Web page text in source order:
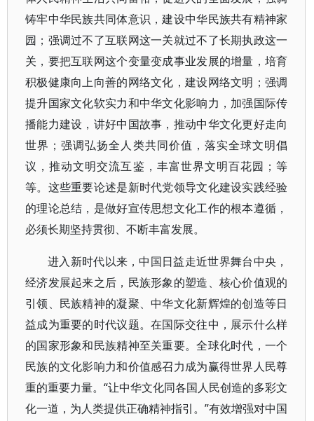
铸牢中华民族共同体意识，建设中华民族共有精神家
园；强调过不了互联网这一关就过不了长期执政这一
关，要把互联网这个变量变成事业发展的增量，培育
积极健康向上向善的网络文化，建设网络文明；强调
提升国家文化软实力和中华文化影响力，加强国际传
播能力建设，讲好中国故事，推动中华文化更好走向
世界；强调弘扬全人类共同价值，落实全球文明倡
议，推动文明交流互鉴，丰富世界文明百花园；等
等。这些重要论述是新时代党领导文化建设实践经验
的理论总结，是做好宣传思想文化工作的根本遵循，
必须长期坚持贯彻、不断丰富发展。
进入新时代以来，中国日益走近世界舞台中央，
经济发展起来之后，民族形象的塑造、核心价值观的
引领、民族精神的凝聚、中华文化新辉煌的创造等日
益成为重要的时代议题。在国际交往中，展示什么样
的国家形象和民族精神至关重要。全球化时代，一个
民族的文化影响力和价值感召力成为赢得世界人民尊
重的重要力量。“让中华文化同各国人民创造的多彩文
化一道，为人类提供正确精神指引。”有效增强对中国